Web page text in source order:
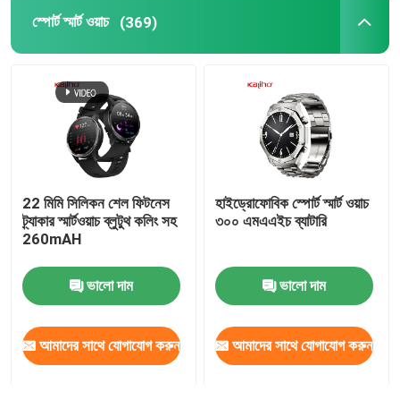
ফিটনেস ট্র্যাকার স্মার্টওয়াচ
টাচ স্ক্রিন স্মার্টওয়াচ
স্মার্ট আঙ্গুলের ঘড়ি
স্কয়ার ডায়াল স্মার্টওয়াচ
স্পোর্ট স্মার্ট ওয়াচ (369)
22 মিমি সিলিকন শেল ফিটনেস
ট্র্যাকার স্মার্টওয়াচ ব্লুটুথ কলিং সহ
260mAH
ভালো দাম
আমাদের সাথে যোগাযোগ করুন
হাইড্রোফোবিক স্পোর্ট স্মার্ট ওয়াচ
৩০০ এমএএইচ ব্যাটারি
ভালো দাম
আমাদের সাথে যোগাযোগ করুন